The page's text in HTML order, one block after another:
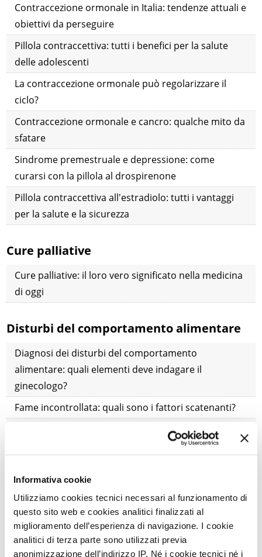
Informativa cookie
Utilizziamo cookies tecnici necessari al funzionamento di
questo sito web e cookies analitici finalizzati al
miglioramento dell’esperienza di navigazione. I cookie
analitici di terza parte sono utilizzati previa
anonimizzazione dell’indirizzo IP. Né i cookie tecnici né i
Contraccezione ormonale in Italia: tendenze attuali e
obiettivi da perseguire
Pillola contraccettiva: tutti i benefici per la salute
delle adolescenti
La contraccezione ormonale può regolarizzare il
ciclo?
Contraccezione ormonale e cancro: qualche mito da
sfatare
Sindrome premestruale e depressione: come
curarsi con la pillola al drospirenone
Pillola contraccettiva all'estradiolo: tutti i vantaggi
per la salute e la sicurezza
Cure palliative
Cure palliative: il loro vero significato nella medicina
di oggi
Disturbi del comportamento alimentare
Diagnosi dei disturbi del comportamento
alimentare: quali elementi deve indagare il
ginecologo?
Fame incontrollata: quali sono i fattori scatenanti?
Bulimia e rapporto con il proprio corpo: quali
correlazioni?
Disturbi del comportamento alimentare: quali sono
i segnali d'allarme?
Cerotto contraccettivo: la scelta più sicura in caso di